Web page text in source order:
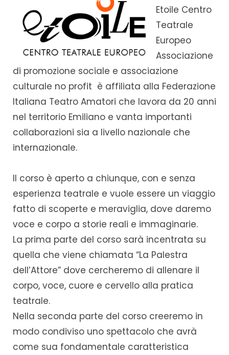
Etoile Centro
Teatrale
Europeo
Associazione
di promozione sociale e associazione
culturale no profit è affiliata alla Federazione
Italiana Teatro Amatori che lavora da 20 anni
nel territorio Emiliano e vanta importanti
collaborazioni sia a livello nazionale che
internazionale.
Il corso è aperto a chiunque, con e senza
esperienza teatrale e vuole essere un viaggio
fatto di scoperte e meraviglia, dove daremo
voce e corpo a storie reali e immaginarie.
La prima parte del corso sarà incentrata su
quella che viene chiamata “La Palestra
dell’Attore” dove cercheremo di allenare il
corpo, voce, cuore e cervello alla pratica
teatrale.
Nella seconda parte del corso creeremo in
modo condiviso uno spettacolo che avrà
come sua fondamentale caratteristica